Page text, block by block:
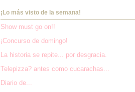
¡Lo más visto de la semana!
Show must go on!!
¡Concurso de domingo!
La historia se repite... por desgracia.
Telepizza? antes como cucarachas...
Diario de...